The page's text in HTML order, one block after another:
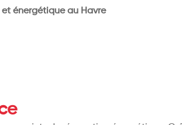
énergétique au Havre